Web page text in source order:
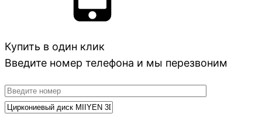
Купить в один клик
Введите номер телефона и мы перезвоним